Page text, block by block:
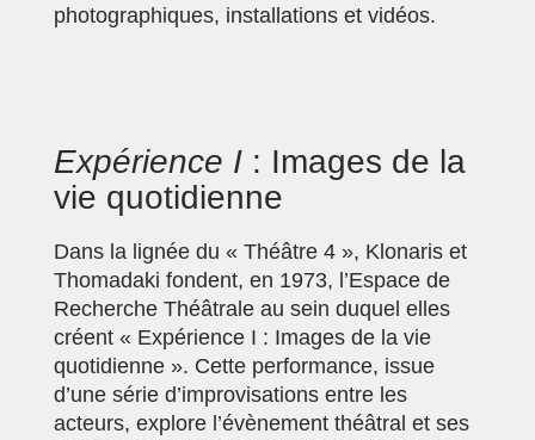
photographiques, installations et vidéos.
Expérience I : Images de la
vie quotidienne
Dans la lignée du « Théâtre 4 », Klonaris et
Thomadaki fondent, en 1973, l’Espace de
Recherche Théâtrale au sein duquel elles
créent « Expérience I : Images de la vie
quotidienne ». Cette performance, issue
d’une série d’improvisations entre les
acteurs, explore l’évènement théâtral et ses